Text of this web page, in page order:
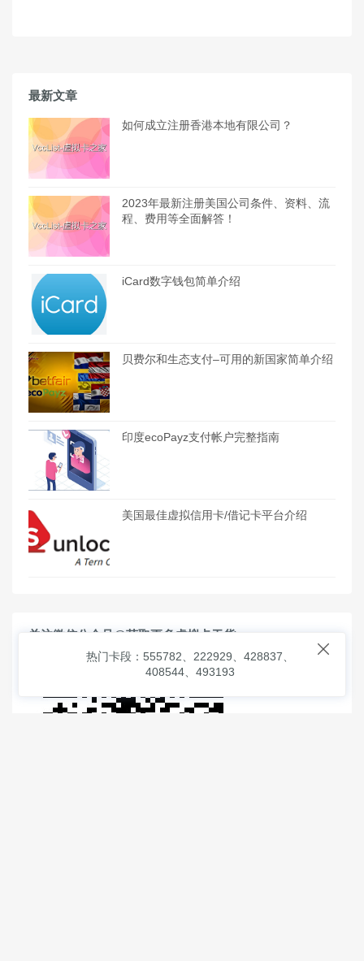
最新文章
如何成立注册香港本地有限公司？
2023年最新注册美国公司条件、资料、流
程、费用等全面解答！
iCard数字钱包简单介绍
贝费尔和生态支付–可用的新国家简单介绍
印度ecoPayz支付帐户完整指南
美国最佳虚拟信用卡/借记卡平台介绍
关注微信公众号@获取更多虚拟卡干货

热门卡段：555782、222929、428837、
408544、493193